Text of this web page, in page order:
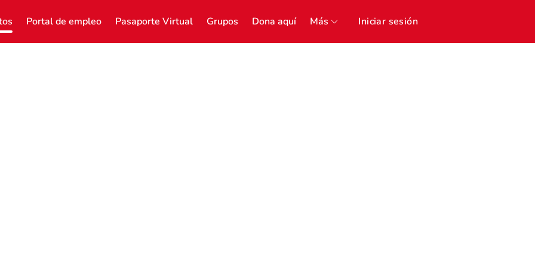
Portal de empleo Pasaporte Virtual Grupos Dona aquí Más Iniciar sesión